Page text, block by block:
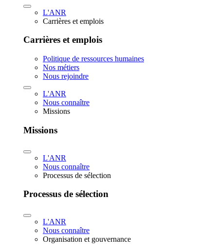
L'ANR
Carrières et emplois
Carrières et emplois
Politique de ressources humaines
Nos métiers
Nous rejoindre
L'ANR
Nous connaître
Missions
Missions
L'ANR
Nous connaître
Processus de sélection
Processus de sélection
L'ANR
Nous connaître
Organisation et gouvernance